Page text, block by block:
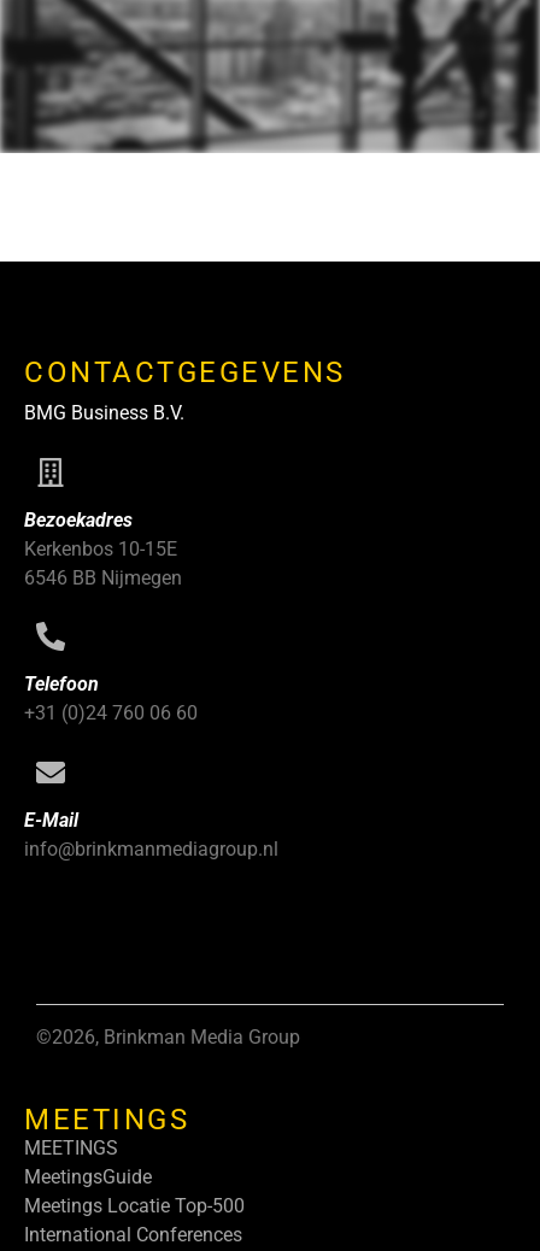
CONTACTGEGEVENS
BMG Business B.V.
Bezoekadres
Kerkenbos 10-15E
6546 BB Nijmegen
Telefoon
+31 (0)24 760 06 60
E-Mail
info@brinkmanmediagroup.nl
©2026, Brinkman Media Group
MEETINGS
MEETINGS
MeetingsGuide
Meetings Locatie Top-500
International Conferences